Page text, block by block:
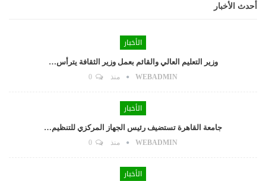
أحدث الأخبار
الأخبار
وزير التعليم العالي والقائم بعمل وزير الثقافة يترأس…
WEBADMIN منذ
الأخبار
جامعة القاهرة تستضيف رئيس الجهاز المركزي للتنظيم…
WEBADMIN منذ
الأخبار